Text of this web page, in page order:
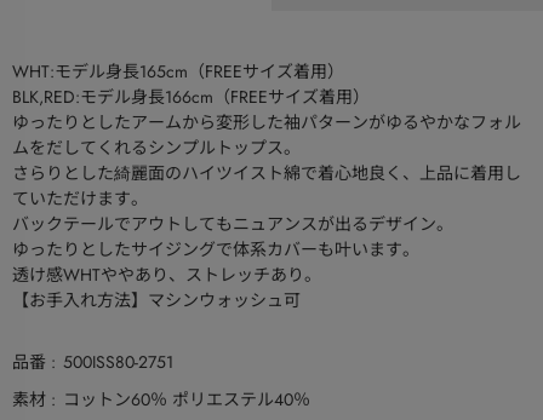
WHT:モデル身長165cm（FREEサイズ着用）
BLK,RED:モデル身長166cm（FREEサイズ着用）
ゆったりとしたアームから変形した袖パターンがゆるやかなフォル
ムをだしてくれるシンプルトップス。
さらりとした綺麗面のハイツイスト綿で着心地良く、上品に着用し
ていただけます。
バックテールでアウトしてもニュアンスが出るデザイン。
ゆったりとしたサイジングで体系カバーも叶います。
透け感WHTややあり、ストレッチあり。
【お手入れ方法】マシンウォッシュ可
品番
500ISS80-2751
素材
コットン60％ ポリエステル40％